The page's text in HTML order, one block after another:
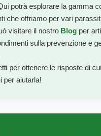
potrà esplorare la gamma
che offriamo per vari
visitare il nostro Blog per
sulla prevenzione e
per ottenere le risposte di
per aiutarla!